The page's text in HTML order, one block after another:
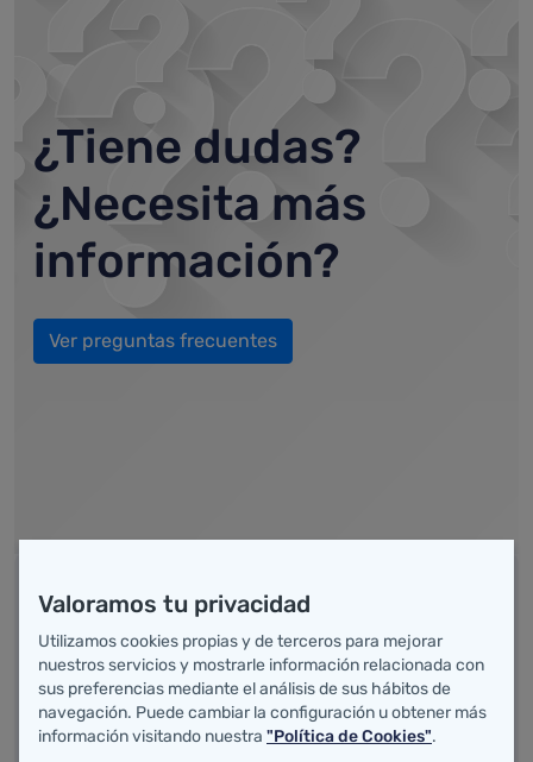
¿Tiene dudas?
¿Necesita más
información?
Ver preguntas frecuentes
R.D. 180/2026, de 11 de marzo, por el que se regula el
reconocimiento del derecho a la protección de la
salud y a la atención sanitaria con cargo a fondos
públicos de las personas extranjeras que
encontrándose en España no tengan su residencia
Valoramos tu privacidad
Utilizamos cookies propias y de terceros para mejorar
nuestros servicios y mostrarle información relacionada con
sus preferencias mediante el análisis de sus hábitos de
navegación. Puede cambiar la configuración u obtener más
información visitando nuestra "Política de Cookies".